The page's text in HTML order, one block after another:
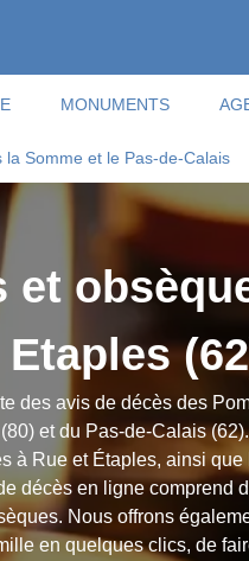
MONUMENTS
Somme et le Pas-de-Calais
et
Etaples
des avis de décès des
et du Pas-de-Calais
à Rue et Étaples, ainsi
décès en ligne comprend
Nous offrons
en quelques clics, de